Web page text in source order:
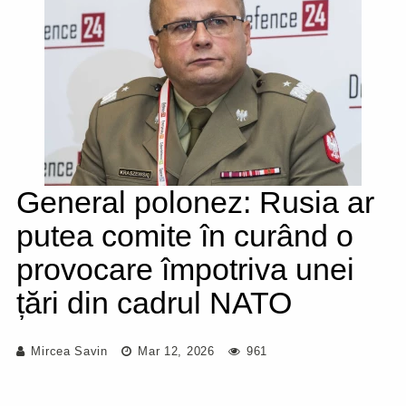
General polonez: Rusia ar
putea comite în curând o
provocare împotriva unei
țări din cadrul NATO
Mircea Savin Mar 12, 2026 961